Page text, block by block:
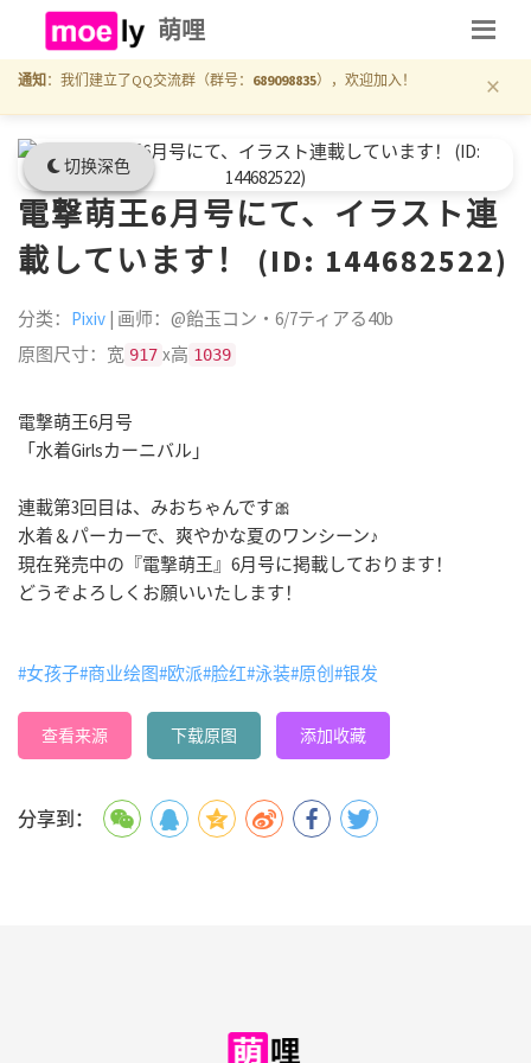
切换深色
萌哩
通知 ：我们建立了QQ交流群（群号： 689098835），欢迎加入！ ×
電撃萌王6月号にて、イラスト連
載しています！ (ID: 144682522)
分类： Pixiv | 画师：@飴玉コン・6/7ティアる40b
原图尺寸：宽 917 x高 1039
電撃萌王6月号
「水着Girlsカーニバル」
連載第3回目は、みおちゃんです🎀
水着＆パーカーで、爽やかな夏のワンシーン♪
現在発売中の『電撃萌王』6月号に掲載しております！
どうぞよろしくお願いいたします！
#女孩子#商业绘图#欧派#脸红#泳装#原创#银发
查看来源 下载原图 添加收藏
分享到：